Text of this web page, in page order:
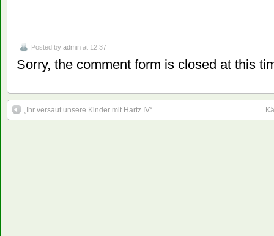
Posted by admin at 12:37
Sorry, the comment form is closed at this
„Ihr versaut unsere Kinder mit Hartz IV“